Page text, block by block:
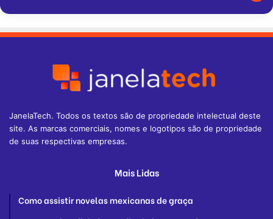
JanelaTech. Todos os textos são de propriedade intelectual deste
site. As marcas comerciais, nomes e logotipos são de propriedade
de suas respectivas empresas.
Mais Lidas
Como assistir novelas mexicanas de graça